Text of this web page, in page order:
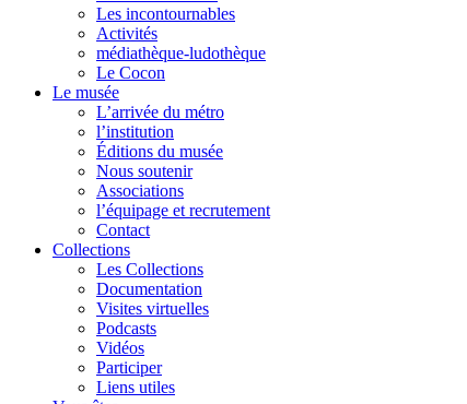
Les incontournables
Activités
médiathèque-ludothèque
Le Cocon
Le musée
L’arrivée du métro
l’institution
Éditions du musée
Nous soutenir
Associations
l’équipage et recrutement
Contact
Collections
Les Collections
Documentation
Visites virtuelles
Podcasts
Vidéos
Participer
Liens utiles